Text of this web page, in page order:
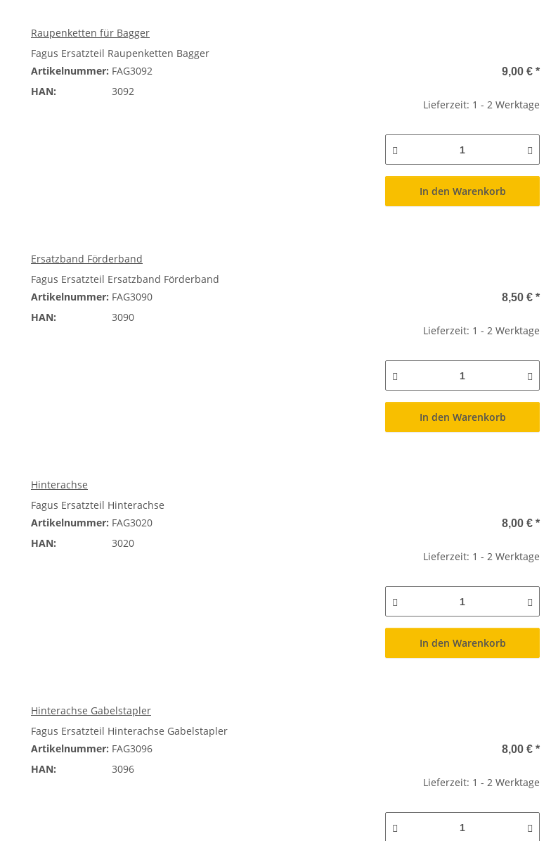
Raupenketten für Bagger
Fagus Ersatzteil Raupenketten Bagger
Artikelnummer: FAG3092
HAN:
3092
9,00 € *
Lieferzeit: 1 - 2 Werktage
In den Warenkorb
Ersatzband Förderband
Fagus Ersatzteil Ersatzband Förderband
Artikelnummer: FAG3090
HAN:
3090
8,50 € *
Lieferzeit: 1 - 2 Werktage
In den Warenkorb
Hinterachse
Fagus Ersatzteil Hinterachse
Artikelnummer: FAG3020
HAN:
3020
8,00 € *
Lieferzeit: 1 - 2 Werktage
In den Warenkorb
Hinterachse Gabelstapler
Fagus Ersatzteil Hinterachse Gabelstapler
Artikelnummer: FAG3096
HAN:
3096
8,00 € *
Lieferzeit: 1 - 2 Werktage